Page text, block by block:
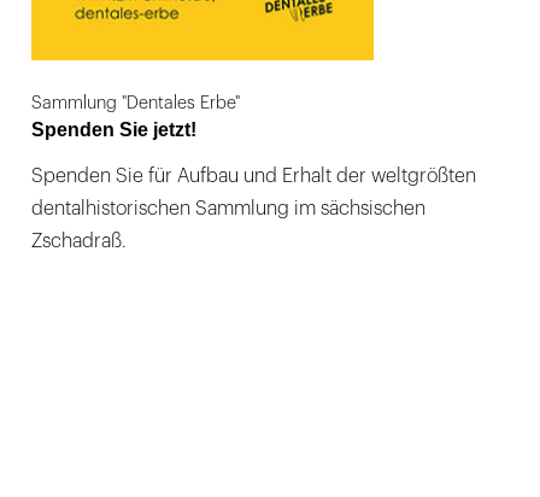
Sammlung "Dentales Erbe"
Spenden Sie jetzt!
Spenden Sie für Aufbau und Erhalt der weltgrößten
dentalhistorischen Sammlung im sächsischen
Zschadraß.